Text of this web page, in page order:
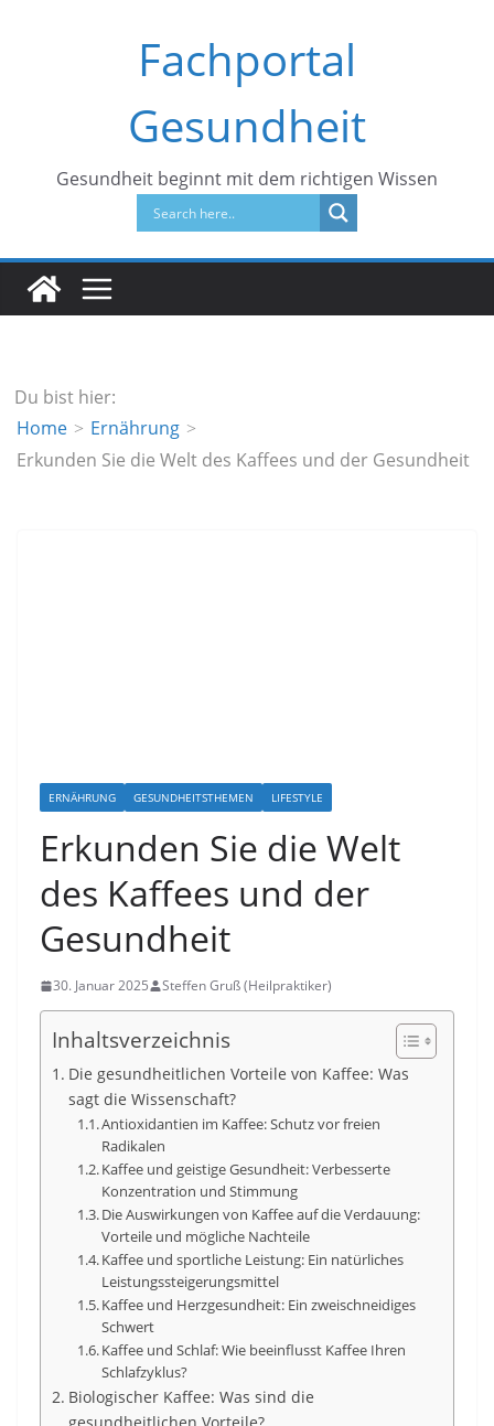
Fachportal
Gesundheit
Gesundheit beginnt mit dem richtigen Wissen
Du bist hier:
Home
Ernährung
Erkunden Sie die Welt des Kaffees und der Gesundheit
ERNÄHRUNG GESUNDHEITSTHEMEN LIFESTYLE
Erkunden Sie die Welt
des Kaffees und der
Gesundheit
30. Januar 2025 Steffen Gruß (Heilpraktiker)
Inhaltsverzeichnis
Die gesundheitlichen Vorteile von Kaffee: Was
sagt die Wissenschaft?
Antioxidantien im Kaffee: Schutz vor freien
Radikalen
Kaffee und geistige Gesundheit: Verbesserte
Konzentration und Stimmung
Die Auswirkungen von Kaffee auf die Verdauung:
Vorteile und mögliche Nachteile
Kaffee und sportliche Leistung: Ein natürliches
Leistungssteigerungsmittel
Kaffee und Herzgesundheit: Ein zweischneidiges
Schwert
Kaffee und Schlaf: Wie beeinflusst Kaffee Ihren
Schlafzyklus?
Biologischer Kaffee: Was sind die